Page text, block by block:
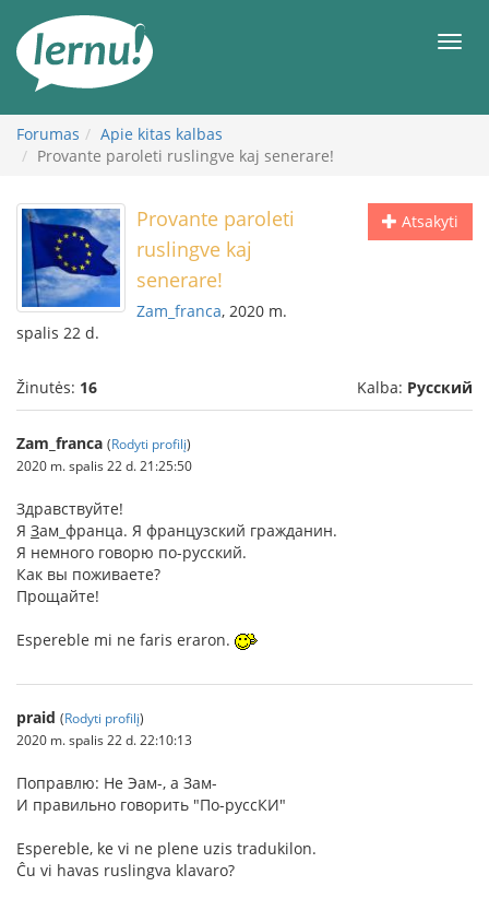
turinį
Forumas
Apie kitas kalbas
Provante paroleti ruslingve kaj senerare!
Atsakyti
Provante paroleti
ruslingve kaj
senerare!
Zam_franca, 2020 m.
spalis 22 d.
Žinutės: 16 Kalba: Русский
Zam_franca (Rodyti profilį)
2020 m. spalis 22 d. 21:25:50
Здравствуйте!
Я Зам_франца. Я французский гражданин.
Я немного говорю по-русский.
Как вы поживаете?
Прощайте!
Espereble mi ne faris eraron.
praid (Rodyti profilį)
2020 m. spalis 22 d. 22:10:13
Поправлю: Не Эам-, а Зам-
И правильно говорить "По-руссКИ"
Espereble, ke vi ne plene uzis tradukilon.
Ĉu vi havas ruslingva klavaro?